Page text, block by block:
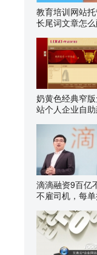
教育培训网站
长尾词文章怎
奶黄色经典窄
站个人企业自
滴滴融资9百亿
不雇司机，每